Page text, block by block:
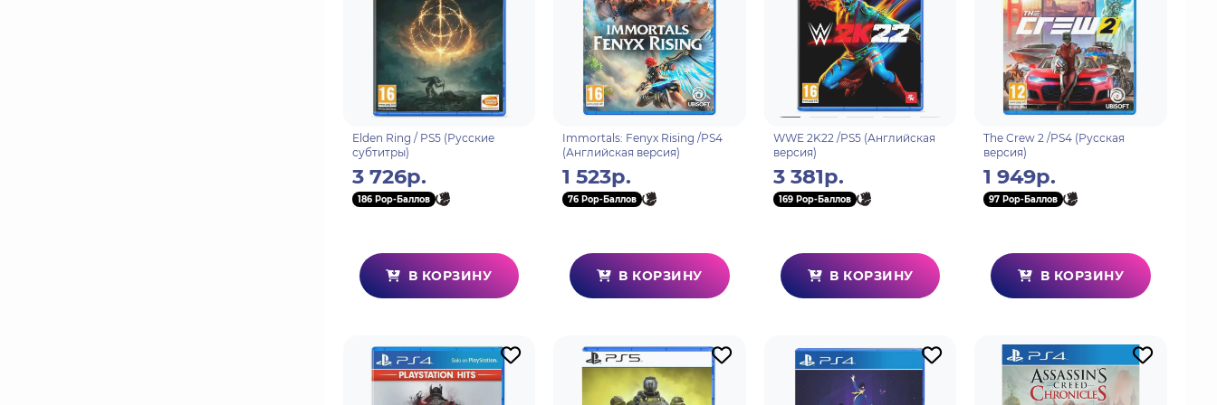
Elden Ring / PS5 (Русские
субтитры)
3 726р.
186 Pop-Баллов
В КОРЗИНУ
Immortals: Fenyx Rising /PS4
(Английская версия)
1 523р.
76 Pop-Баллов
В КОРЗИНУ
WWE 2K22 /PS5 (Английская
версия)
3 381р.
169 Pop-Баллов
В КОРЗИНУ
The Crew 2 /PS4 (Русская
версия)
1 949р.
97 Pop-Баллов
В КОРЗИНУ